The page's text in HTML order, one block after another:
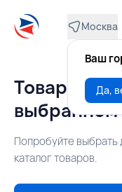
Москва
Ваш
Да,
Товар
выбранном
Попробуйте выбрать
каталог товаров.